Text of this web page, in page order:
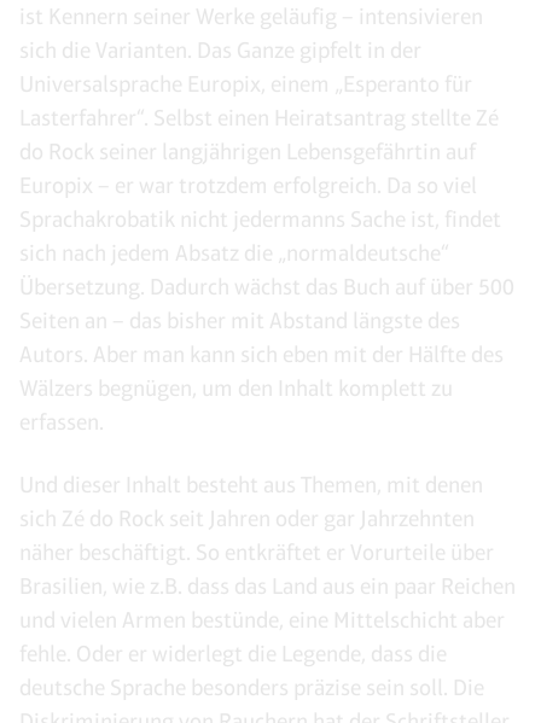
ist Kennern seiner Werke geläufig – intensivieren
sich die Varianten. Das Ganze gipfelt in der
Universalsprache Europix, einem „Esperanto für
Lasterfahrer“. Selbst einen Heiratsantrag stellte Zé
do Rock seiner langjährigen Lebensgefährtin auf
Europix – er war trotzdem erfolgreich. Da so viel
Sprachakrobatik nicht jedermanns Sache ist, findet
sich nach jedem Absatz die „normaldeutsche“
Übersetzung. Dadurch wächst das Buch auf über 500
Seiten an – das bisher mit Abstand längste des
Autors. Aber man kann sich eben mit der Hälfte des
Wälzers begnügen, um den Inhalt komplett zu
erfassen.
Und dieser Inhalt besteht aus Themen, mit denen
sich Zé do Rock seit Jahren oder gar Jahrzehnten
näher beschäftigt. So entkräftet er Vorurteile über
Brasilien, wie z.B. dass das Land aus ein paar Reichen
und vielen Armen bestünde, eine Mittelschicht aber
fehle. Oder er widerlegt die Legende, dass die
deutsche Sprache besonders präzise sein soll. Die